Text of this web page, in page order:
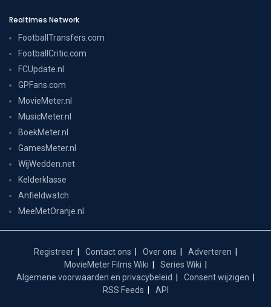
Realtimes Network
FootballTransfers.com
FootballCritic.com
FCUpdate.nl
GPFans.com
MovieMeter.nl
MusicMeter.nl
BoekMeter.nl
GamesMeter.nl
WijWedden.net
Kelderklasse
Anfieldwatch
MeeMetOranje.nl
Registreer Contact ons Over ons
Adverteren
MovieMeter Films Wiki
Series Wiki
Algemene voorwaarden en privacybeleid
Consent wijzigen
RSS Feeds
API